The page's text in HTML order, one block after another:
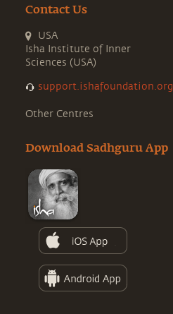
Contact Us
USA
Isha Institute of Inner
Sciences (USA)
support.ishafoundation.org
Other Centres
Download Sadhguru App